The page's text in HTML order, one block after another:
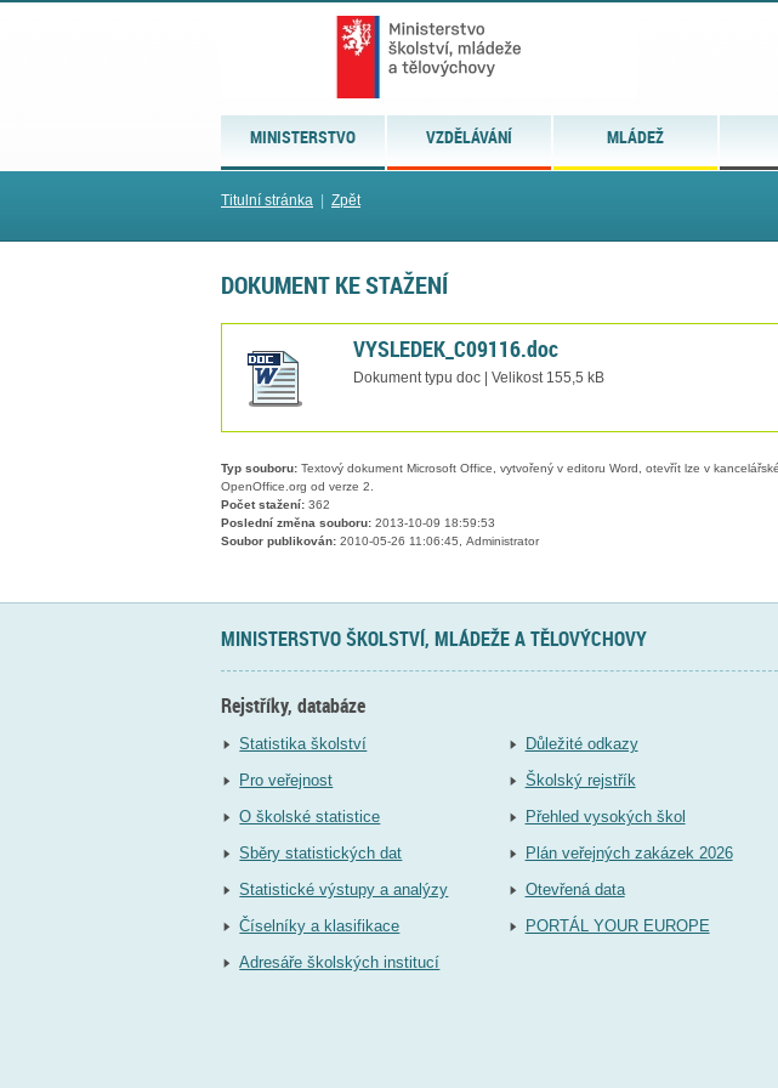
MINISTERSTVO VZDĚLÁVÁNÍ MLÁDEŽ
Titulní stránka Zpět
DOKUMENT KE STAŽENÍ
VYSLEDEK_C09116.doc
Dokument typu doc | Velikost 155,5 kB
Typ souboru: Textový dokument Microsoft Office, vytvořený v editoru Word, otevřít lze v
OpenOffice.org od verze 2.
Počet stažení: 362
Poslední změna souboru: 2013-10-09 18:59:53
Soubor publikován: 2010-05-26 11:06:45, Administrator
MINISTERSTVO ŠKOLSTVÍ, MLÁDEŽE A TĚLOVÝCHOVY
Rejstříky, databáze
Statistika školství
Pro veřejnost
O školské statistice
Sběry statistických dat
Statistické výstupy a analýzy
Číselníky a klasifikace
Adresáře školských institucí
Důležité odkazy
Školský rejstřík
Přehled vysokých škol
Plán veřejných zakázek 2026
Otevřená data
PORTÁL YOUR EUROPE